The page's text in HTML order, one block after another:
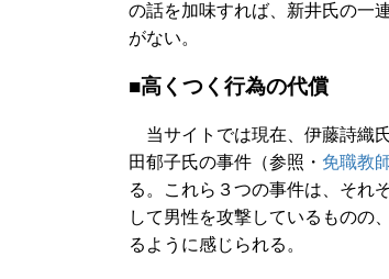
の話を加味すれば、新井氏の一
がない。
■高くつく行為の代償
当サイトでは現在、伊藤詩織
田郁子氏の事件（参照・ 免職教
る。これら３つの事件は、それ
して男性を攻撃しているものの
るように感じられる。